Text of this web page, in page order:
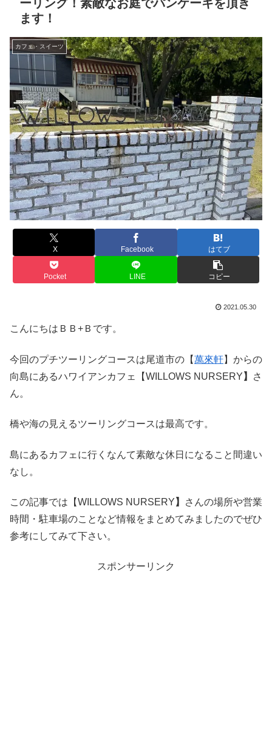
ーリング！素敵なお庭でパンケーキを頂き
ます！
カフェ・スイーツ
X Facebook はてブ
Pocket LINE コピー
2021.05.30
こんにちはＢＢ+Ｂです。
今回のプチツーリングコースは尾道市の【萬來軒】からの
向島にあるハワイアンカフェ【WILLOWS NURSERY 】
さ
ん。
橋や海の見えるツーリングコースは最高です。
島にあるカフェに行くなんて素敵な休日になること間違い
なし。
この記事では【WILLOWS NURSERY 】
さんの場所や営業
時間・駐車場のことなど情報をまとめてみましたのでぜひ
参考にしてみて下さい。
スポンサーリンク